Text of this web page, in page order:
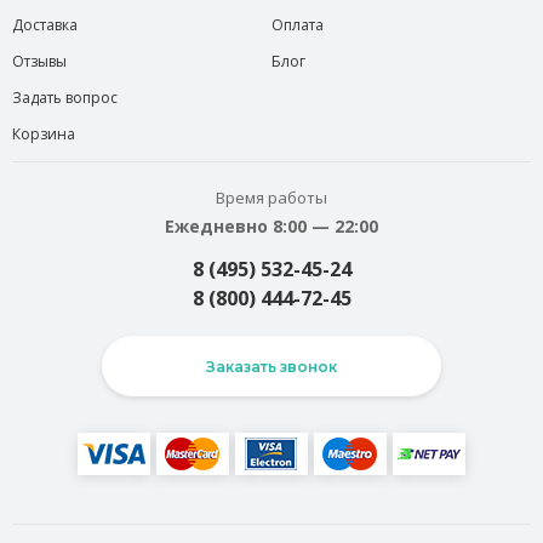
Доставка
Отзывы
Задать вопрос
Корзина
Оплата
Блог
Время работы
Ежедневно 8:00 — 22:00
8 (495) 532-45-24
8 (800) 444-72-45
Заказать звонок